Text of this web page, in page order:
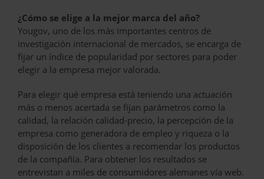
¿Cómo se elige a la mejor marca del año?
Yougov, uno de los más importantes centros de
investigación internacional de mercados, se encarga de
fijar un índice de popularidad por sectores para poder
elegir a la empresa mejor valorada.
Para elegir qué empresa está teniendo una actuación
más o menos acertada se fijan parámetros como la
calidad, la relación calidad-precio, la percepción de la
empresa como generadora de empleo y riqueza o la
disposición de los clientes a recomendar los productos
de la compañía. Para obtener los resultados se
entrevistan a miles de consumidores alemanes vía web.